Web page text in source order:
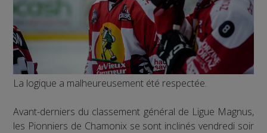
La logique a malheureusement été respectée.
Avant-derniers du classement général de Ligue Magnus,
les Pionniers de Chamonix se sont inclinés vendredi soir